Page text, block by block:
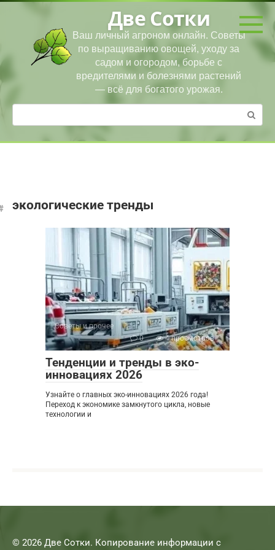
Перейти
Две Сотки
Ваш личный агроном онлайн. Советы
по выращиванию овощей, уходу за
садом и огородом, борьбе с
вредителями и болезнями растений
— всё для богатого урожая.
Поиск:
экологические тренды
Советы и прочее
0
4 просмотров
Тенденции и тренды в эко-
инновациях 2026
Узнайте о главных эко-инновациях 2026 года!
Переход к экономике замкнутого цикла, новые
технологии и
© 2026 Две Сотки. Копирование информации с